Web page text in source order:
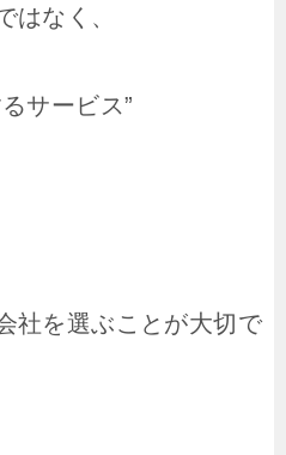
はなく、
サービス”
社を選ぶことが大切で